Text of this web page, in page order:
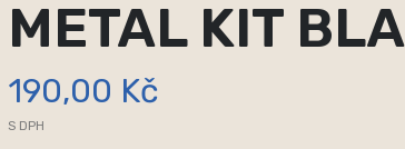
METAL KIT
190,00 Kč
S DPH